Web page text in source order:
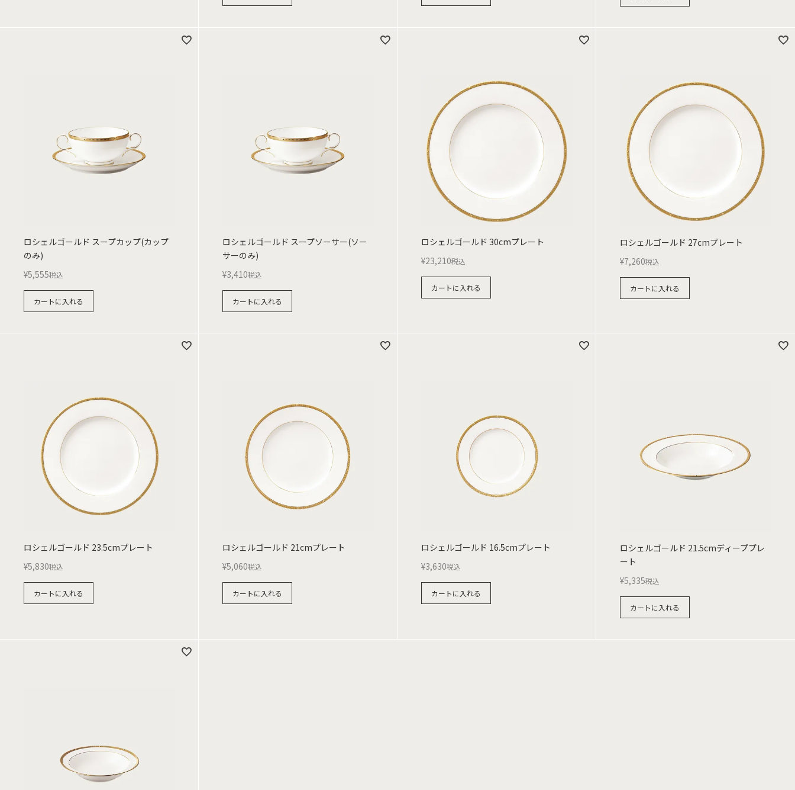
ロシェルゴールド スープカップ(カップ
のみ)
¥5,555税込
カートに入れる
ロシェルゴールド スープソーサー(ソー
サーのみ)
¥3,410税込
カートに入れる
ロシェルゴールド 30cmプレート
¥23,210税込
カートに入れる
ロシェルゴールド 27cmプレート
¥7,260税込
カートに入れる
ロシェルゴールド 23.5cmプレート
¥5,830税込
カートに入れる
ロシェルゴールド 21cmプレート
¥5,060税込
カートに入れる
ロシェルゴールド 16.5cmプレート
¥3,630税込
カートに入れる
ロシェルゴールド 21.5cmディーププレ
ート
¥5,335税込
カートに入れる